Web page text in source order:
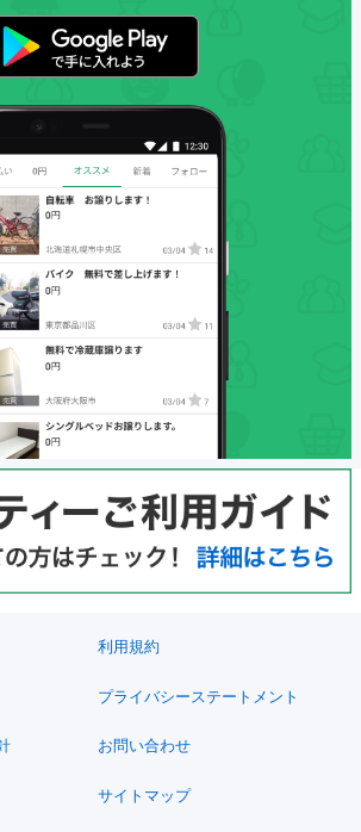
利用規約
プライバシーステートメント
お問い合わせ
サイトマップ